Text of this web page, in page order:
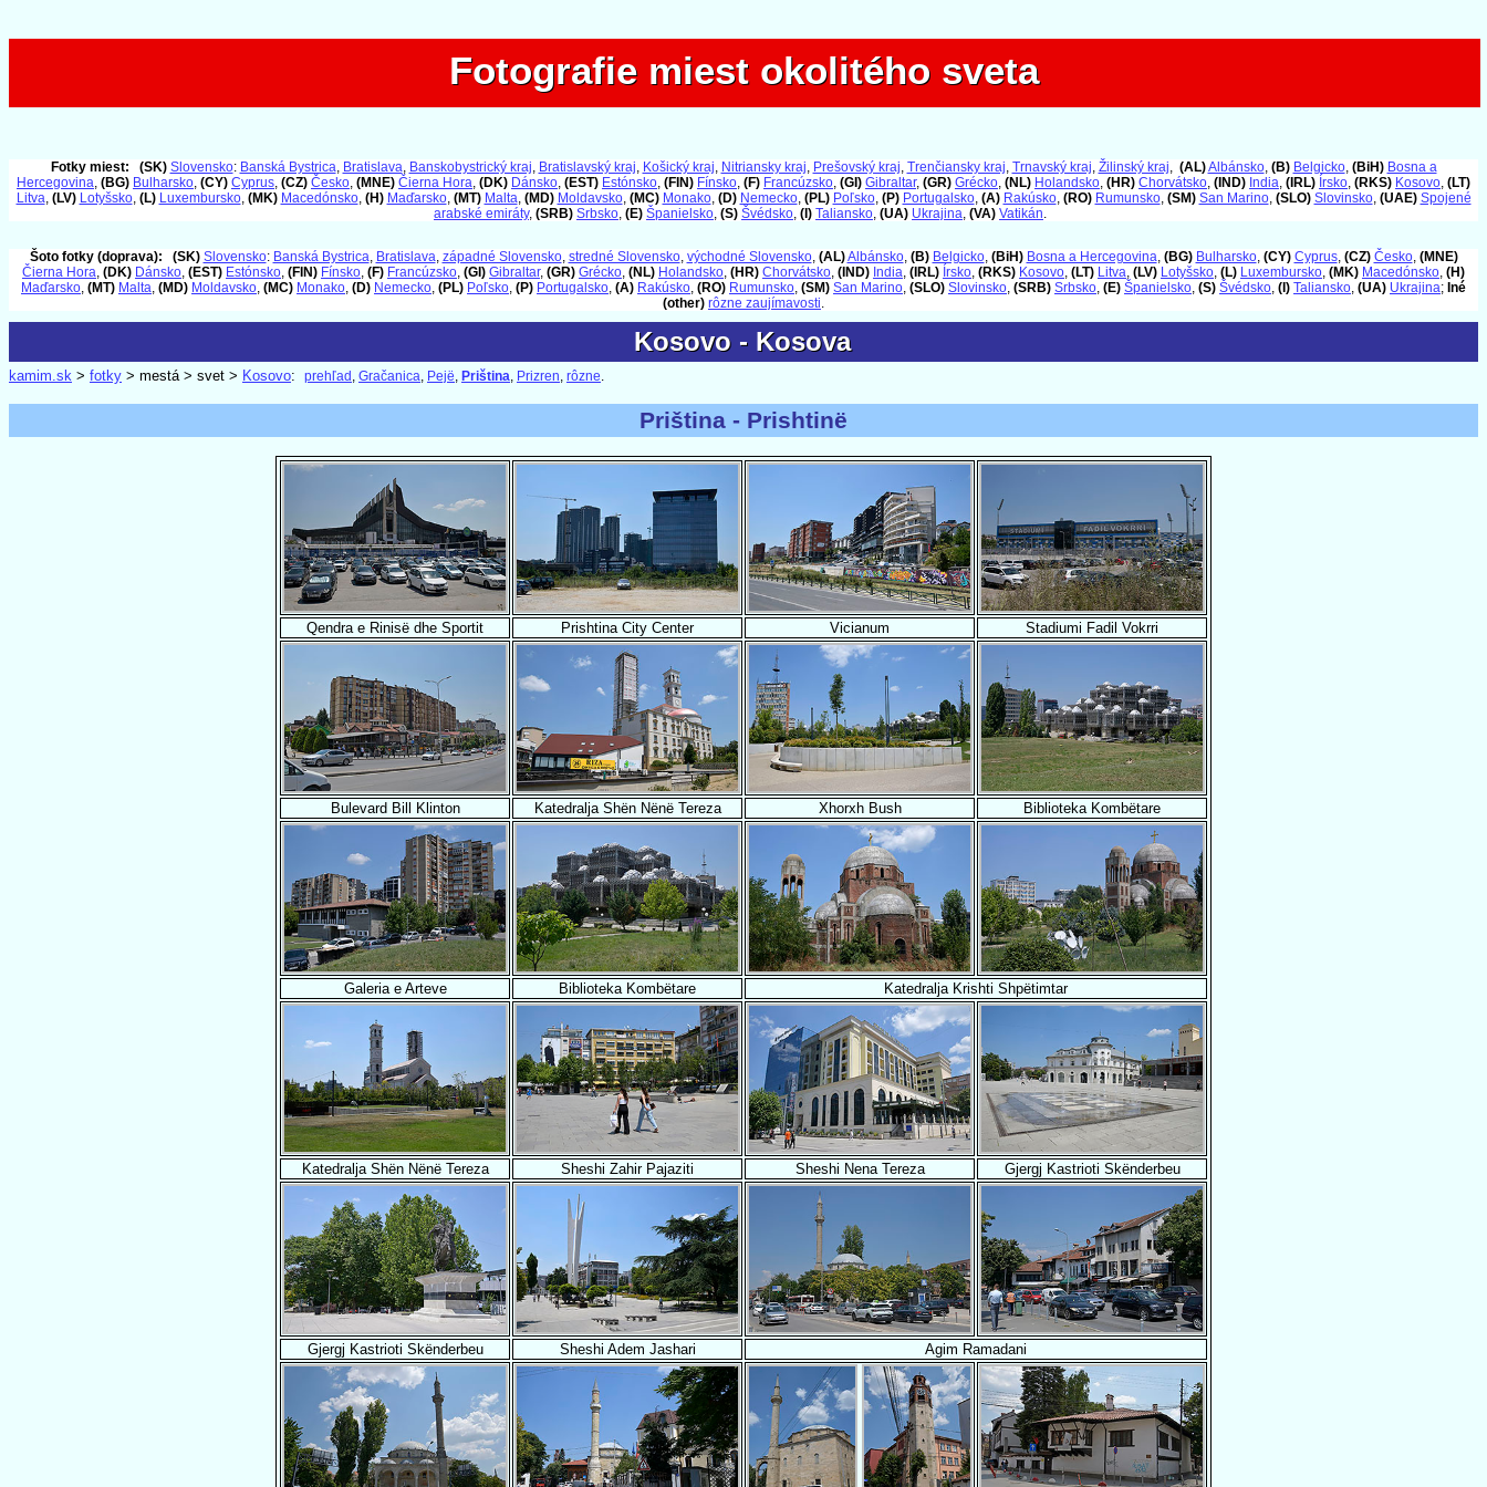
Fotografie miest okolitého sveta
Fotografie miest okolitého sveta
Fotky miest: (SK) Slovensko: Banská Bystrica, Bratislava, Banskobystrický kraj, Bratislavský kraj, Košický kraj, Nitriansky kraj, Prešovský kraj, Trenčiansky kraj, Trnavský kraj, Žilinský kraj, (AL)Albánsko, (B) Belgicko, (BiH) Bosna a
Hercegovina, (BG) Bulharsko, (CY) Cyprus, (CZ) Česko, (MNE) Čierna Hora, (DK) Dánsko, (EST) Estónsko, (FIN) Fínsko, (F) Francúzsko, (GI) Gibraltar, (GR) Grécko, (NL) Holandsko, (HR) Chorvátsko, (IND) India, (IRL) Írsko, (RKS) Kosovo, (LT)
Litva, (LV) Lotyšsko, (L) Luxembursko, (MK) Macedónsko, (H) Maďarsko, (MT) Malta, (MD) Moldavsko, (MC) Monako, (D) Nemecko, (PL) Poľsko, (P) Portugalsko, (A) Rakúsko, (RO) Rumunsko, (SM) San Marino, (SLO) Slovinsko, (UAE) Spojené
arabské emiráty, (SRB) Srbsko, (E) Španielsko, (S) Švédsko, (I) Taliansko, (UA) Ukrajina, (VA) Vatikán.
Šoto fotky (doprava): (SK) Slovensko: Banská Bystrica, Bratislava, západné Slovensko, stredné Slovensko, východné Slovensko, (AL)Albánsko, (B) Belgicko, (BiH) Bosna a Hercegovina, (BG) Bulharsko, (CY) Cyprus, (CZ) Česko, (MNE)
Čierna Hora, (DK) Dánsko, (EST) Estónsko, (FIN) Fínsko, (F) Francúzsko, (GI) Gibraltar, (GR) Grécko, (NL) Holandsko, (HR) Chorvátsko, (IND) India, (IRL) Írsko, (RKS) Kosovo, (LT) Litva, (LV) Lotyšsko, (L) Luxembursko, (MK) Macedónsko, (H)
Maďarsko, (MT) Malta, (MD) Moldavsko, (MC) Monako, (D) Nemecko, (PL) Poľsko, (P) Portugalsko, (A) Rakúsko, (RO) Rumunsko, (SM) San Marino, (SLO) Slovinsko, (SRB) Srbsko, (E) Španielsko, (S) Švédsko, (I) Taliansko, (UA) Ukrajina; Iné
(other) rôzne zaujímavosti.
Kosovo - Kosova
Kosovo - Kosova
kamim.sk > fotky > mestá > svet > Kosovo: prehľad , Gračanica, Pejë, Priština, Prizren, rôzne.
Priština - Prishtinë
Qendra e Rinisë dhe Sportit Prishtina City Center Vicianum Stadiumi Fadil Vokrri
Bulevard Bill Klinton Katedralja Shën Nënë Tereza Xhorxh Bush Biblioteka Kombëtare
Galeria e Arteve Biblioteka Kombëtare Katedralja Krishti Shpëtimtar
Katedralja Shën Nënë Tereza Sheshi Zahir Pajaziti Sheshi Nena Tereza Gjergj Kastrioti Skënderbeu
Gjergj Kastrioti Skënderbeu Sheshi Adem Jashari Agim Ramadani